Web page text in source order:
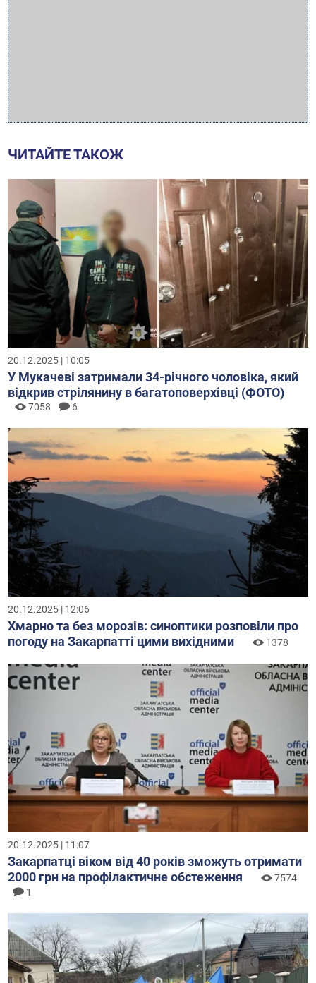
ЧИТАЙТЕ ТАКОЖ
20.12.2025 | 10:05
У Мукачеві затримали 34-річного чоловіка, який
відкрив стрілянину в багатоповерхівці (ФОТО)
7058 6
20.12.2025 | 12:06
Хмарно та без морозів: синоптики розповіли про
погоду на Закарпатті цими вихідними
1378
20.12.2025 | 11:07
Закарпатці віком від 40 років зможуть отримати
2000 грн на профілактичне обстеження
7574
1